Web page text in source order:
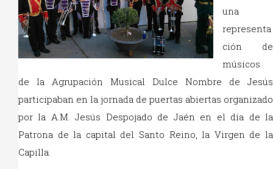
una
representa
ción de
músicos
de la Agrupación Musical Dulce Nombre de Jesús
participaban en la jornada de puertas abiertas organizado
por la A.M. Jesús Despojado de Jaén en el día de la
Patrona de la capital del Santo Reino, la Virgen de la
Capilla.